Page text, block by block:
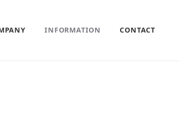
INFORMATION CONTACT